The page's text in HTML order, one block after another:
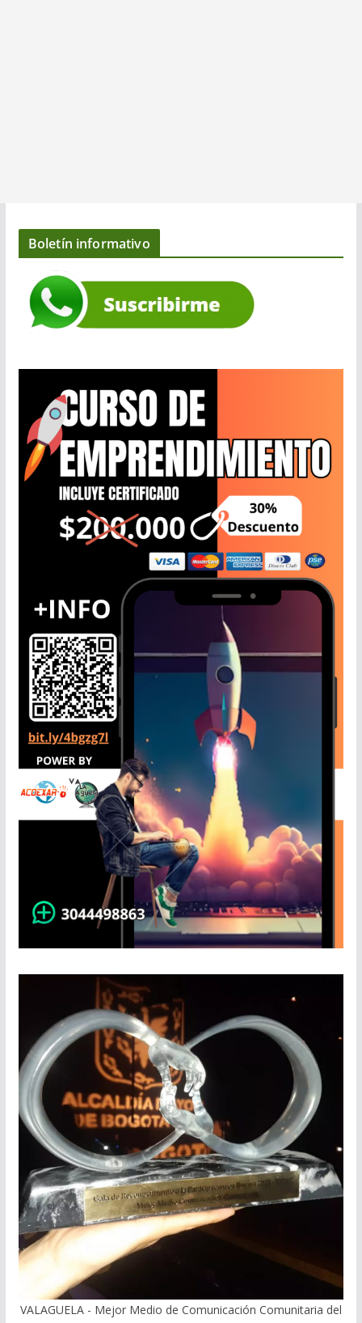
Boletín informativo
VALAGUELA - Mejor Medio de Comunicación Comunitaria del